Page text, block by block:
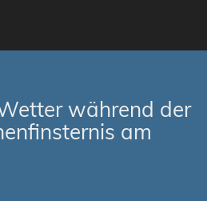
während der
am